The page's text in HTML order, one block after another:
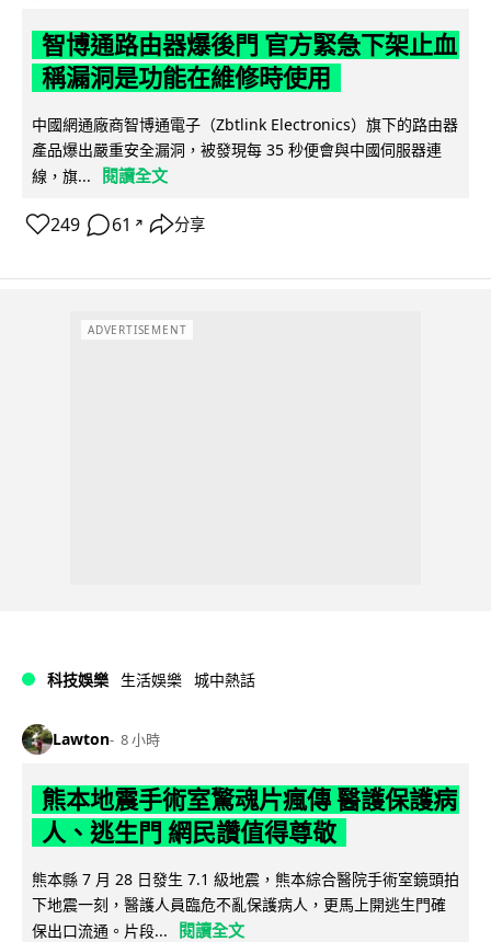
智博通路由器爆後門 官方緊急下架止血
稱漏洞是功能在維修時使用
中國網通廠商智博通電子（Zbtlink Electronics）旗下的路由器
產品爆出嚴重安全漏洞，被發現每 35 秒便會與中國伺服器連
線，旗...
閱讀全文
249 61 ↗ 分享
ADVERTISEMENT
科技娛樂 生活娛樂 城中熱話
Lawton 8 小時
熊本地震手術室驚魂片瘋傳 醫護保護病
人、逃生門 網民讚值得尊敬
熊本縣 7 月 28 日發生 7.1 級地震，熊本綜合醫院手術室鏡頭拍
下地震一刻，醫護人員臨危不亂保護病人，更馬上開逃生門確
保出口流通。片段...
閱讀全文